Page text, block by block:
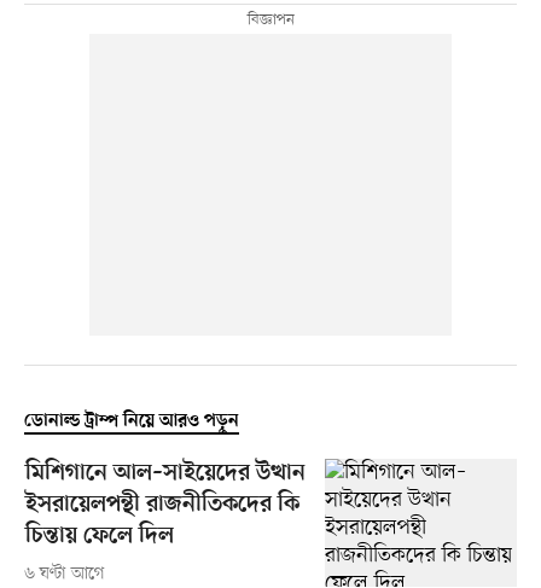
ডোনাল্ড ট্রাম্প নিয়ে আরও পড়ুন
মিশিগানে আল–সাইয়েদের উত্থান
ইসরায়েলপন্থী রাজনীতিকদের কি
চিন্তায় ফেলে দিল
৬ ঘণ্টা আগে